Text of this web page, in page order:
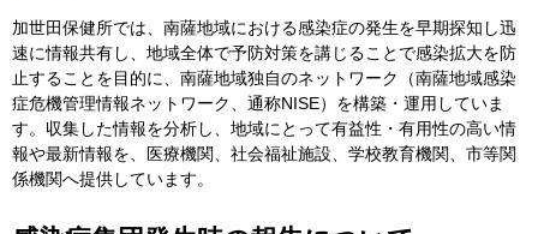
加世田保健所では、南薩地域における感染症の発生を早期探知し迅
速に情報共有し、地域全体で予防対策を講じることで感染拡大を防
止することを目的に、南薩地域独自のネットワーク（南薩地域感染
症危機管理情報ネットワーク、通称NISE）を構築・運用していま
す。収集した情報を分析し、地域にとって有益性・有用性の高い情
報や最新情報を、医療機関、社会福祉施設、学校教育機関、市等関
係機関へ提供しています。